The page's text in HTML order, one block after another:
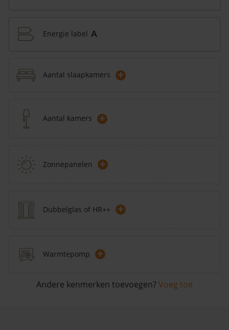
Energie label A
Aantal slaapkamers +
Aantal kamers +
Zonnepanelen +
Dubbelglas of HR++ +
Warmtepomp +
Andere kenmerken toevoegen? Voeg toe